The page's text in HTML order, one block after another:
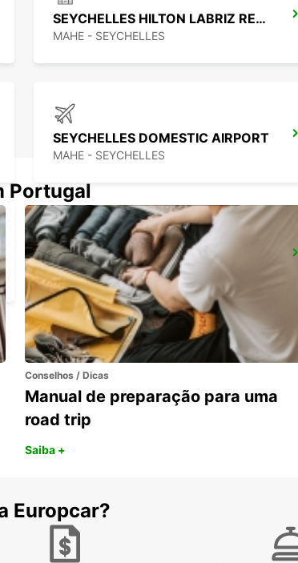
SEYCHELLES HILTON LABRIZ RESORT
MAHE - SEYCHELLES
SEYCHELLES DOMESTIC AIRPORT
MAHE - SEYCHELLES
MAMOUDZOU ZI KAWENI
MAMOUDZOU - MAYOTTE
Portugal
Conselhos / Dicas
Manual de preparação para uma
road trip
Saiba +
Europcar?